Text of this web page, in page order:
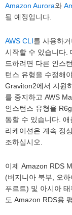
Amazon Aurora와
될 예정입니다.
AWS CLI를 사용하
시작할 수 있습니다.
드하려면 다른 인스
턴스 유형을 수정해
Graviton2에서 지원
를 중지하고 AWS
인스턴스 유형을
동할 수 있습니다.
리케이션은 계속 정
조하십시오.
이제 Amazon RDS
(버지니아 북부, 오
푸르트) 및 아시아
도 Amazon RDS용